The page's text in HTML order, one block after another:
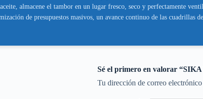
almacene el tambor en un lugar fresco, seco y perfectamente
de presupuestos masivos, un avance continuo de las cuadrillas
Sé el primero en valorar
Tu dirección de correo